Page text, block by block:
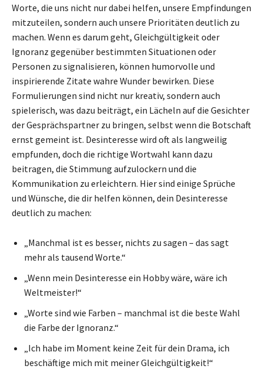
Worte, die uns nicht nur dabei helfen, unsere Empfindungen
mitzuteilen, sondern auch unsere Prioritäten deutlich zu
machen. Wenn es darum geht, Gleichgültigkeit oder
Ignoranz gegenüber bestimmten Situationen oder
Personen zu signalisieren, können humorvolle und
inspirierende Zitate wahre Wunder bewirken. Diese
Formulierungen sind nicht nur kreativ, sondern auch
spielerisch, was dazu beiträgt, ein Lächeln auf die Gesichter
der Gesprächspartner zu bringen, selbst wenn die Botschaft
ernst gemeint ist. Desinteresse wird oft als langweilig
empfunden, doch die richtige Wortwahl kann dazu
beitragen, die Stimmung aufzulockern und die
Kommunikation zu erleichtern. Hier sind einige Sprüche
und Wünsche, die dir helfen können, dein Desinteresse
deutlich zu machen:
„Manchmal ist es besser, nichts zu sagen – das sagt
mehr als tausend Worte.“
„Wenn mein Desinteresse ein Hobby wäre, wäre ich
Weltmeister!“
„Worte sind wie Farben – manchmal ist die beste Wahl
die Farbe der Ignoranz.“
„Ich habe im Moment keine Zeit für dein Drama, ich
beschäftige mich mit meiner Gleichgültigkeit!“